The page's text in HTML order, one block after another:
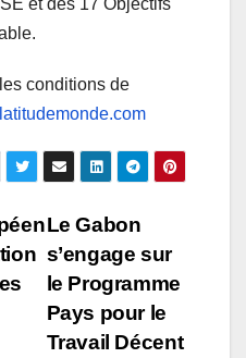
conditions de
Le Gabon
s’engage sur
le Programme
Pays pour le
Travail Décent